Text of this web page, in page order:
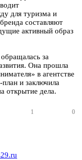
для туризма и
составляют
активный образ
за
Она прошла
в агентстве
план и заключила
открытие дела.
1 0